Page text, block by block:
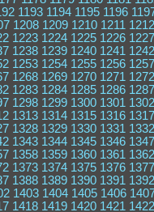
1193 1194 1195 1196
1208 1209 1210 1211 1212
1223 1224 1225 1226 1227
1238 1239 1240 1241 1242
1253 1254 1255 1256 1257
1268 1269 1270 1271 1272
1283 1284 1285 1286 1287
1298 1299 1300 1301 1302
1313 1314 1315 1316 1317
1328 1329 1330 1331 1332
1343 1344 1345 1346 1347
1358 1359 1360 1361 1362
1373 1374 1375 1376 1377
1388 1389 1390 1391 1392
1403 1404 1405 1406
1418 1419 1420 1421 1422